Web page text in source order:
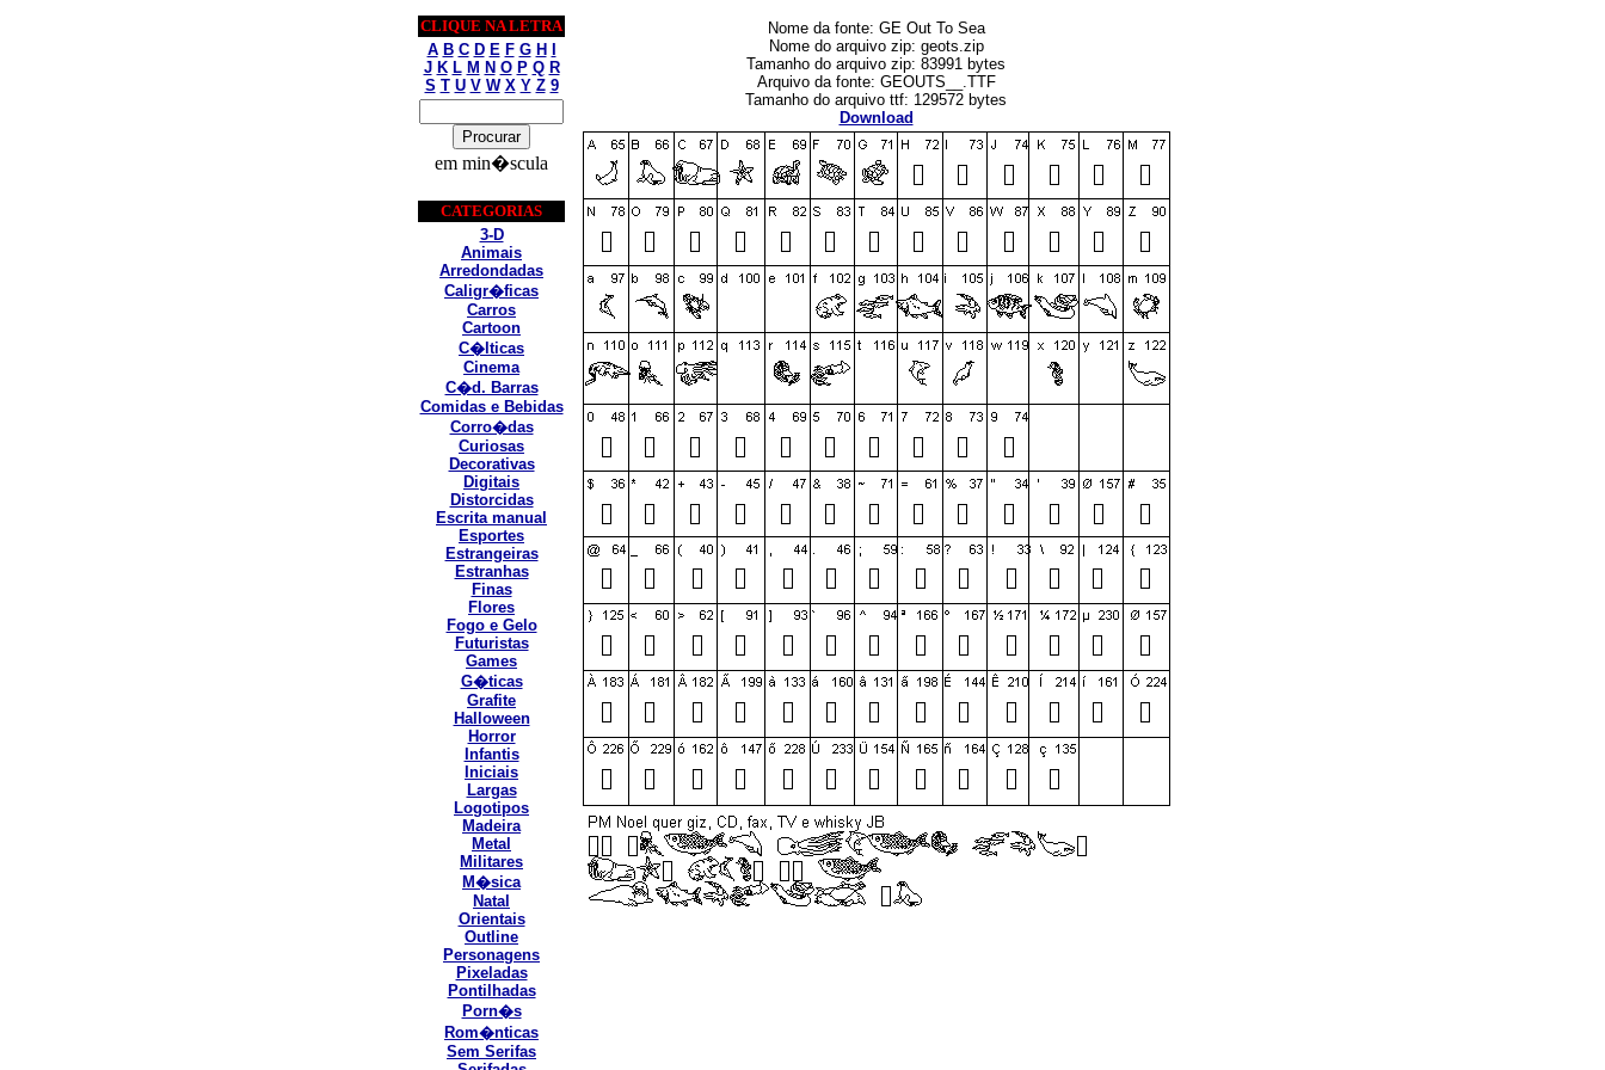
CLIQUE NA LETRA
A B C D E F G H
J K L M N O P Q R
S T U V W X Y Z 9
em min�scula
CATEGORIAS
3-D
Animais
Arredondadas
Caligr�ficas
Carros
Cartoon
C�lticas
Cinema
C�d. Barras
Comidas e Bebidas
Corro�das
Curiosas
Decorativas
Digitais
Distorcidas
Escrita manual
Esportes
Estrangeiras
Estranhas
Finas
Flores
Fogo e Gelo
Futuristas
Games
G�ticas
Grafite
Halloween
Horror
Infantis
Iniciais
Largas
Logotipos
Madeira
Metal
Militares
M�sica
Natal
Orientais
Outline
Personagens
Pixeladas
Pontilhadas
Porn�s
Rom�nticas
Sem Serifas
Nome da fonte: GE Out To Sea
Nome do arquivo zip: geots.zip
Tamanho do arquivo zip: 83991 bytes
Arquivo da fonte: GEOUTS__.TTF
Tamanho do arquivo ttf: 129572 bytes
Download